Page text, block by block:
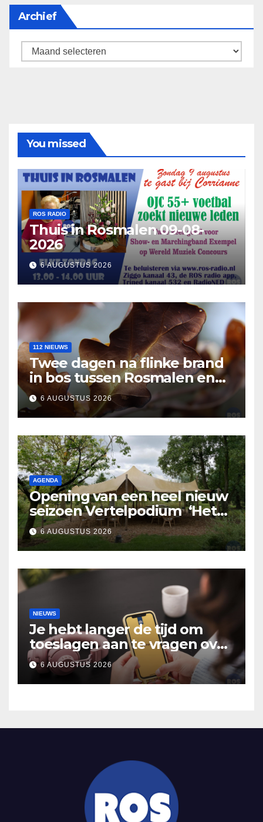
Archief
Archief
You missed
ROS RADIO
Thuis in Rosmalen 09-08-
2026
6 AUGUSTUS 2026
112 NIEUWS
Twee dagen na flinke brand
in bos tussen Rosmalen en
Nuland
6 AUGUSTUS 2026
AGENDA
Opening van een heel nieuw
seizoen Vertelpodium ‘Het
Lopende Vuur’. Landelijke
verhalen in Bomentuin D’n
Hooidonk
6 AUGUSTUS 2026
NIEUWS
Je hebt langer de tijd om
toeslagen aan te vragen over
2025
6 AUGUSTUS 2026